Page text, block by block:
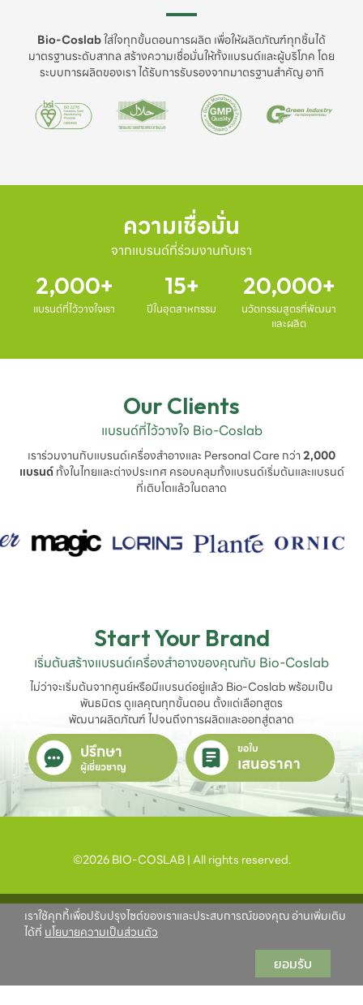
Bio-Coslabใส่ใจทุกขั้นตอนการผลิต เพื่อให้ผลิตภัณฑ์ทุกชิ้นได้
มาตรฐานระดับสากล สร้างความเชื่อมั่นให้ทั้งแบรนด์และผู้บริโภค โดย
ระบบการผลิตของเรา ได้รับการรับรองจากมาตรฐานสำคัญ อาทิ
ความเชื่อมั่น
จากแบรนด์ที่ร่วมงานกับเรา
2,000
แบรนด์ที่ไว้วางใจเรา
15
ปีในอุตสาหกรรม
20,000
นวัตกรรมสูตรที่พัฒนา
และผลิต
Our Clients
แบรนด์ที่ไว้วางใจ Bio-Coslab
เราร่วมงานกับแบรนด์เครื่องสำอางและ Personal Care กว่า2,000
แบรนด์ทั้งในไทยและต่างประเทศ ครอบคลุมทั้งแบรนด์เริ่มต้นและแบรนด์
ที่เติบโตแล้วในตลาด
Start Your Brand
เริ่มต้นสร้างแบรนด์เครื่องสำอางของคุณกับ Bio-Coslab
ไม่ว่าจะเริ่มต้นจากศูนย์หรือมีแบรนด์อยู่แล้ว Bio-Coslab พร้อมเป็น
พันธมิตร ดูแลคุณทุกขั้นตอน ตั้งแต่เลือกสูตร
พัฒนาผลิตภัณฑ์ ไปจนถึงการผลิตและออกสู่ตลาด
ปรึกษา
ผู้เชี่ยวชาญ
ขอใบ
เสนอราคา
©2026 BIO-COSLAB | All rights reserved.
เราใช้คุกกี้เพื่อปรับปรุงไซต์ของเราและประสบการณ์ของคุณ อ่านเพิ่มเติม
ได้ที่ นโยบายความเป็นส่วนตัว
ยอมรับ